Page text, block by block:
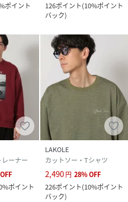
ポイント
126ポイント(10%ポイント
バック)
ーナー
OFF
ポイント
LAKOLE
カットソー・Tシャツ
2,490円 28%OFF
226ポイント(10%ポイント
バック)